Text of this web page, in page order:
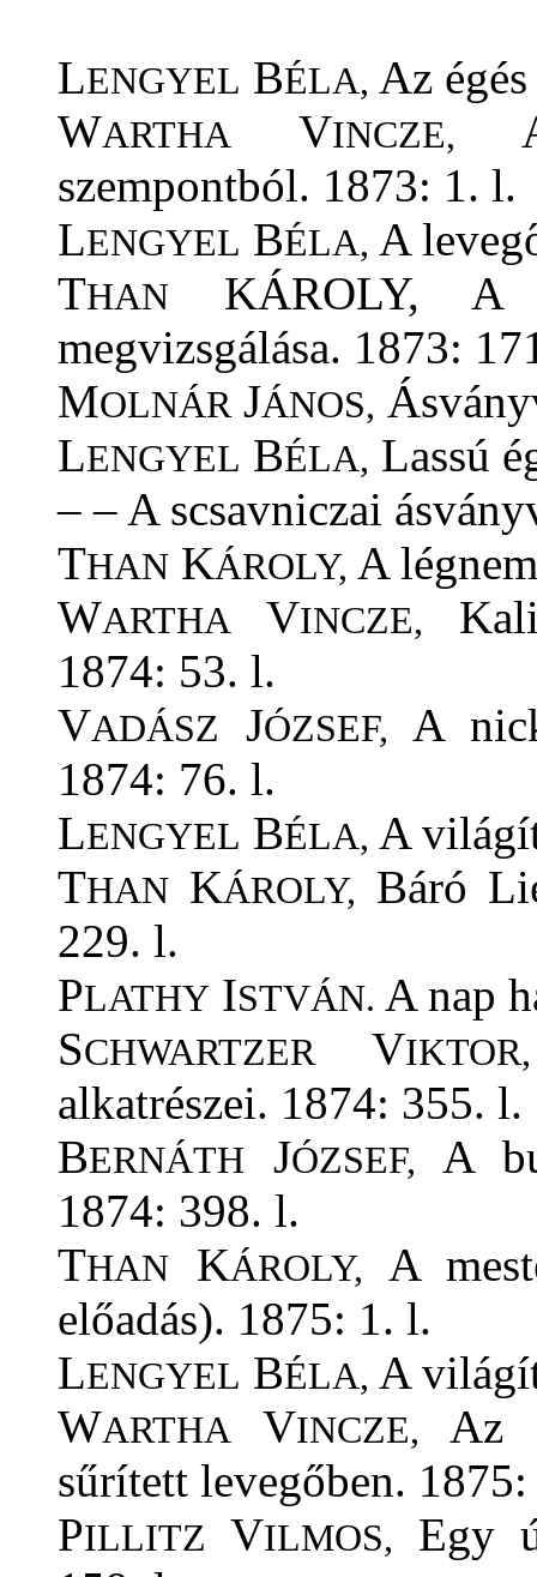
LENGYEL BÉLA, Az
WARTHA VINCZE,
A
szempontból. 1873: 1. l.
LENGYEL BÉLA, A
THAN
KÁROLY, A
megvizsgálása. 1873:
MOLNÁR JÁNOS,
LENGYEL BÉLA, Lassú
– – A scsavniczai
THAN KÁROLY, A
WARTHA VINCZE,
1874: 53. l.
VADÁSZ JÓZSEF,
A
1874: 76. l.
LENGYEL BÉLA, A
THAN KÁROLY, Báró
229. l.
PLATHY ISTVÁN. A nap
SCHWARTZER VIKTOR,
alkatrészei. 1874: 355. l.
BERNÁTH JÓZSEF,
A
1874: 398. l.
THAN KÁROLY,
A
előadás). 1875: 1. l.
LENGYEL BÉLA, A
WARTHA VINCZE,
Az
sűrített levegőben.
PILLITZ VILMOS,
Egy